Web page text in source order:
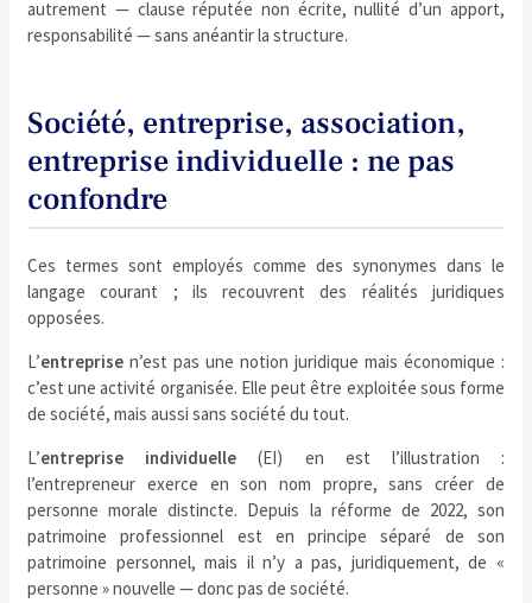
autrement — clause réputée non écrite, nullité d’un apport,
responsabilité — sans anéantir la structure.
Société, entreprise, association,
entreprise individuelle : ne pas
confondre
Ces termes sont employés comme des synonymes dans le
langage courant ; ils recouvrent des réalités juridiques
opposées.
L’entreprise n’est pas une notion juridique mais économique :
c’est une activité organisée. Elle peut être exploitée sous forme
de société, mais aussi sans société du tout.
L’entreprise individuelle (EI) en est l’illustration :
l’entrepreneur exerce en son nom propre, sans créer de
personne morale distincte. Depuis la réforme de 2022, son
patrimoine professionnel est en principe séparé de son
patrimoine personnel, mais il n’y a pas, juridiquement, de «
personne » nouvelle — donc pas de société.